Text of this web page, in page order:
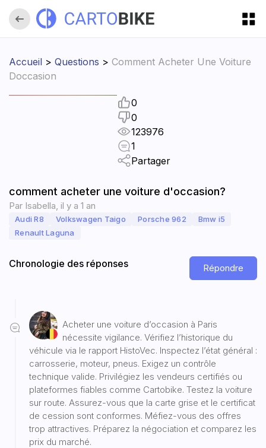
Accueil > Questions > Comment Acheter Une Voiture
Doccasion
0
0
123976
1
Partager
comment acheter une voiture d'occasion?
Par Isabella il y a 1 an
Audi R8 Volkswagen Taigo Porsche 962
Bmw i5
Renault Laguna
Chronologie des réponses Répondre
Acheter une voiture d’occasion à Paris
nécessite vigilance. Vérifiez l’historique du
véhicule via le rapport HistoVec. Inspectez l’état général :
carrosserie, moteur, pneus. Exigez un contrôle
technique valide. Privilégiez les vendeurs certifiés ou
plateformes fiables comme Cartobike. Testez la voiture
sur route. Assurez-vous que la carte grise et le certificat
de cession sont conformes. Méfiez-vous des offres
trop attractives. Préparez la négociation et comparez les
prix du marché.